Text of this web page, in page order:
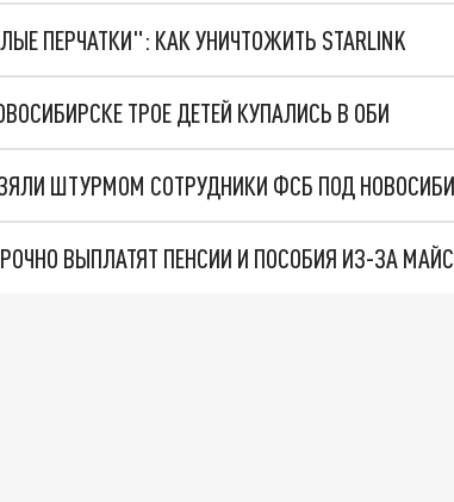
ПЕРЧАТКИ": КАК УНИЧТОЖИТЬ STARLINK
ТРОЕ ДЕТЕЙ КУПАЛИСЬ В ОБИ
ШТУРМОМ СОТРУДНИКИ ФСБ ПОД